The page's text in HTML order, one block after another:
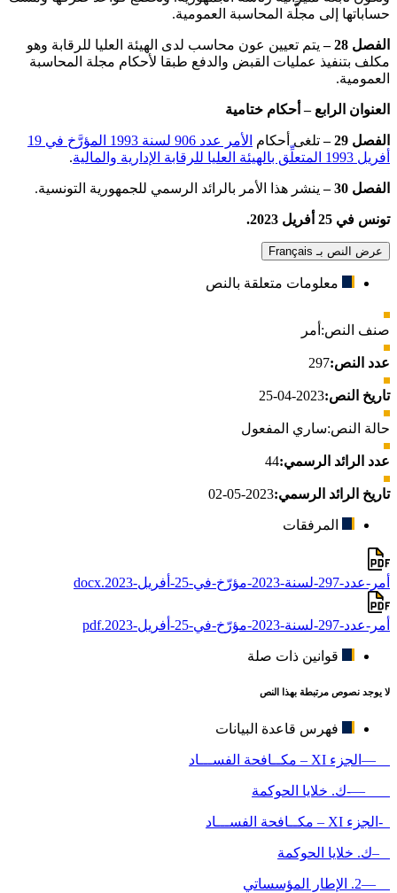
حساباتها إلى مجلَّة المحاسبة العمومية.
الفصل 28 –
يتم تعيين عون محاسب لدى الهيئة العليا للرقابة وهو
مكلف بتنفيذ عمليات القبض والدفع طبقا لأحكام مجلة المحاسبة
العمومية.
العنوان الرابع – أحكام ختامية
الفصل 29 – تلغى أحكام
الأمر عدد 906 لسنة 1993 المؤرَّخ في 19
أفريل 1993 المتعلِّق بالهيئة العليا للرقابة الإدارية والمالية
.
الفصل 30 – ينشر هذا الأمر بالرائد الرسمي للجمهورية التونسية.
تونس في 25 أفريل 2023.
عرض النص بـ Français
معلومات متعلقة بالنص
صنف النص: أمر
عدد النص:297
تاريخ النص:2023-04-25
حالة النص:ساري المفعول
عدد الرائد الرسمي:44
تاريخ الرائد الرسمي:2023-05-02
المرفقات
أمر-عدد-297-لسنة-2023-مؤرّخ-في-25-أفريل-2023.docx
أمر-عدد-297-لسنة-2023-مؤرّخ-في-25-أفريل-2023.pdf
قوانين ذات صلة
لا يوجد نصوص مرتبطة بهذا النص
فهرس قاعدة البيانات
—الجزء XI – مكــافحة الفســـاد
—-ك. خلايا الحوكمة
-الجزء XI – مكــافحة الفســـاد
–ك. خلايا الحوكمة
—2. الإطار المؤسساتي